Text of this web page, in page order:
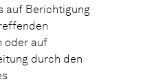
auf Berichtigung
oder auf
durch den